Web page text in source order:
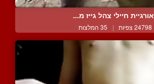
אורגיית חיילי צהל גייז מ...
24798 צפיות | 35 המלצות